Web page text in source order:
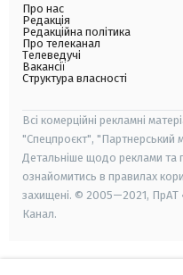
Про нас
Редакція
Редакційна політика
Про телеканал
Телеведучі
Вакансії
Структура власності
Всі комерційні рекламні
"Спецпроєкт", "Партнерський
Детальніше щодо реклами та
ознайомитись в правилах
захищені. © 2005—2021, ПрАТ
Канал.